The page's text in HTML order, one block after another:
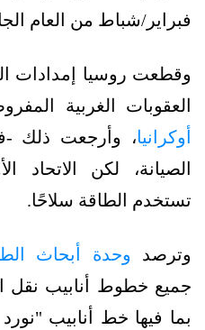
فبراير/شباط من العام الجاري
وقطعت روسيا إمدادات
العقوبات الغربية
أوكرانيا، وأرجعت ذلك -
الصيانة، لكن الاتحاد
تستخدم الطاقة سلاحًا.
وترصد وحدة أبحاث
جميع خطوط أنابيب نقل